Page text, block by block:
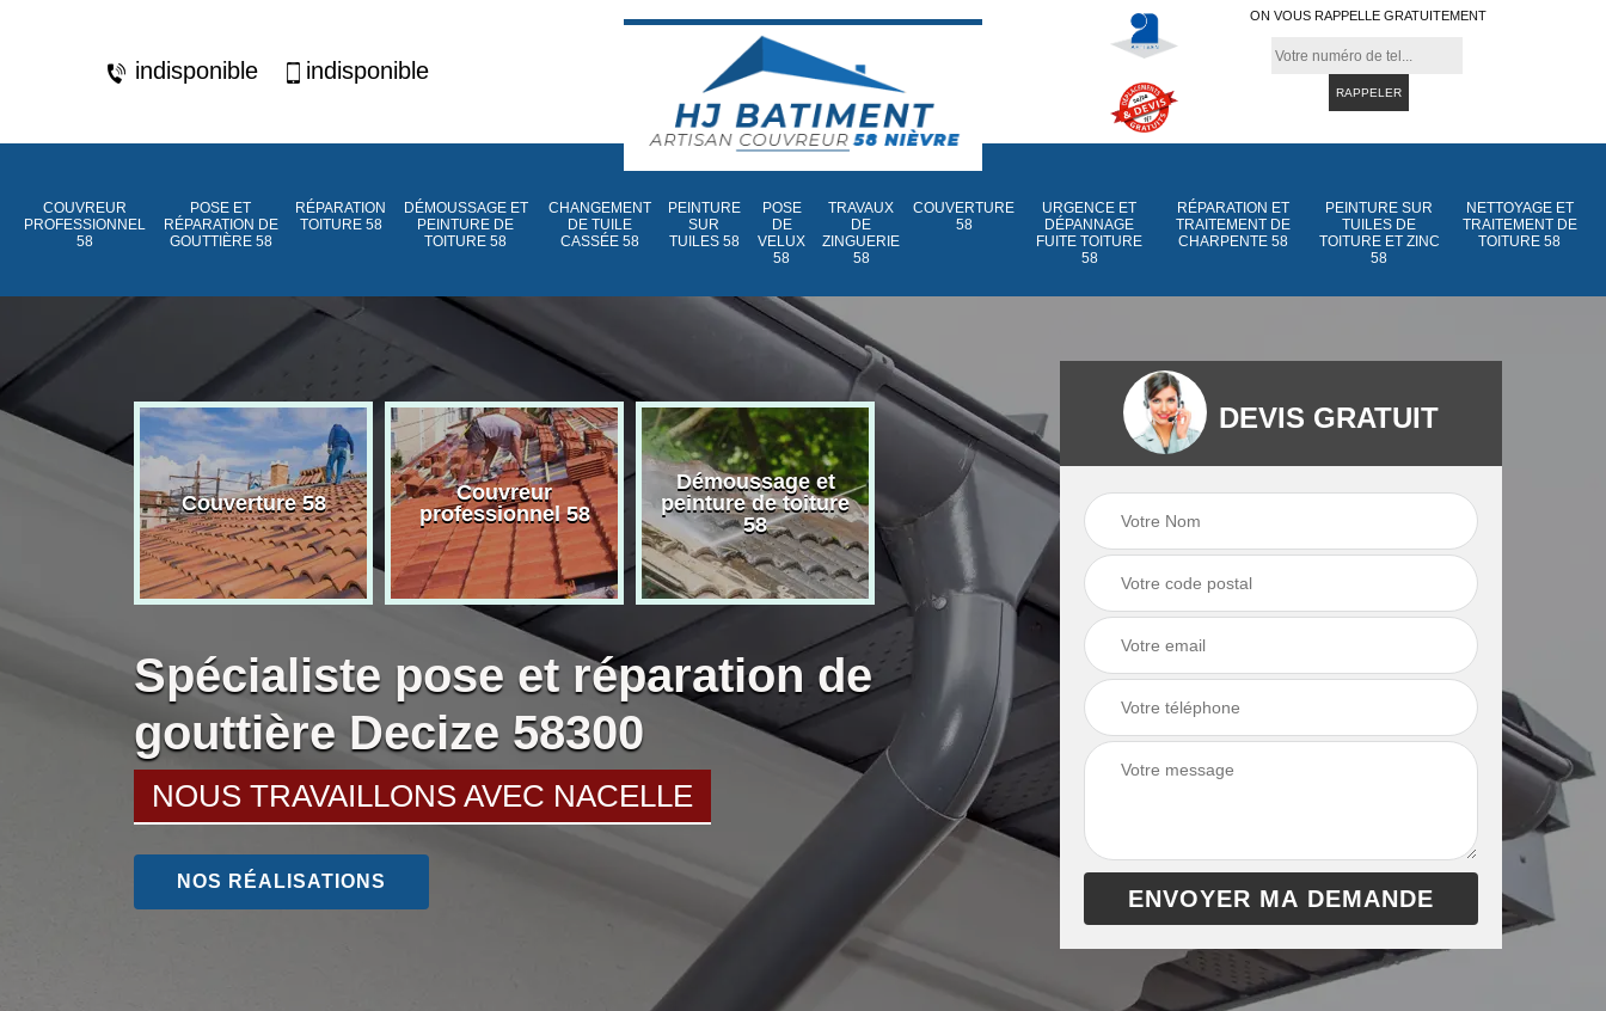
indisponible indisponible
ON VOUS RAPPELLE GRATUITEMENT
COUVREUR
PROFESSIONNEL
58
POSE ET
RÉPARATION DE
GOUTTIÈRE 58
RÉPARATION
TOITURE 58
DÉMOUSSAGE ET
PEINTURE DE
TOITURE 58
CHANGEMENT
DE TUILE
CASSÉE 58
PEINTURE
SUR
TUILES 58
POSE
DE
VELUX
58
TRAVAUX
DE
ZINGUERIE
58
COUVERTURE
58
URGENCE ET
DÉPANNAGE
FUITE TOITURE
58
RÉPARATION ET
TRAITEMENT DE
CHARPENTE 58
PEINTURE SUR
TUILES DE
TOITURE ET ZINC
58
NETTOYAGE ET
TRAITEMENT DE
TOITURE 58
Couverture 58
Couvreur
professionnel 58
Démoussage et
peinture de toiture
58
Nettoyage et
traitement de
toiture 58
Peinture sur tuiles
Peinture sur tuiles
de toiture et zinc
Spécialiste pose et réparation de
gouttière Decize 58300
NOUS TRAVAILLONS AVEC NACELLE
NOS RÉALISATIONS
DEVIS GRATUIT